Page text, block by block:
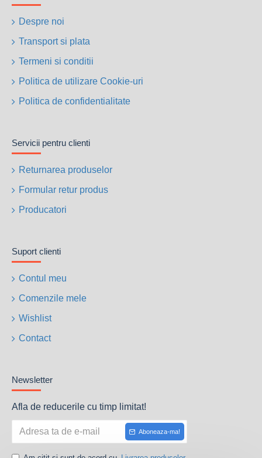
Despre noi
Transport si plata
Termeni si conditii
Politica de utilizare Cookie-uri
Politica de confidentialitate
Servicii pentru clienti
Returnarea produselor
Formular retur produs
Producatori
Suport clienti
Contul meu
Comenzile mele
Wishlist
Contact
Newsletter
Afla de reducerile cu timp limitat!
Aboneaza-ma!